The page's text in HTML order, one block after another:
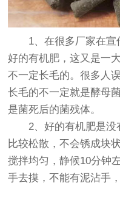
1、在很多厂家在宣
好的有机肥，这又是一
不一定长毛的。很多人
长毛的不一定就是酵母
是菌死后的菌残体。
2、好的有机肥是没
比较松散，不会锈成块
搅拌均匀，静候10分钟
手去摸，不能有泥沾手